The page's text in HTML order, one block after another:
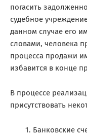
погасить
судебное
данном случае его
словами, человека
процесса продажи
избавится в конце
В процессе
присутствовать
Банковские